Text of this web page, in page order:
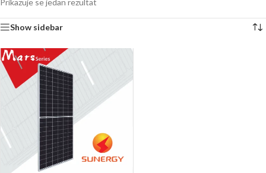
Prikazuje se jedan rezultat
Show sidebar